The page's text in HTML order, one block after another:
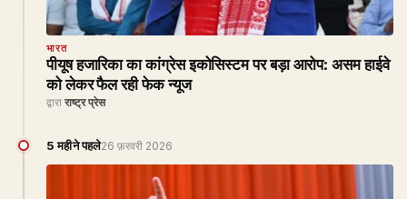
भारत
पीयूष हजारिका का कांग्रेस इकोसिस्टम पर बड़ा आरोप: असम हाईवे
को लेकर फैल रही फेक न्यूज
द्वारा राष्ट्र प्रेस
5 महीने पहले26 फ़रवरी 2026